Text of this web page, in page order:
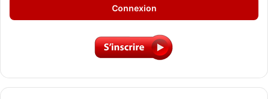
Connexion